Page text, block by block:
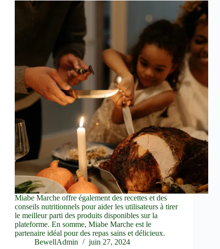
Miabe Marche offre également des recettes et des
conseils nutritionnels pour aider les utilisateurs à tirer
le meilleur parti des produits disponibles sur la
plateforme. En somme, Miabe Marche est le
partenaire idéal pour des repas sains et délicieux.
BewellAdmin
juin 27, 2024